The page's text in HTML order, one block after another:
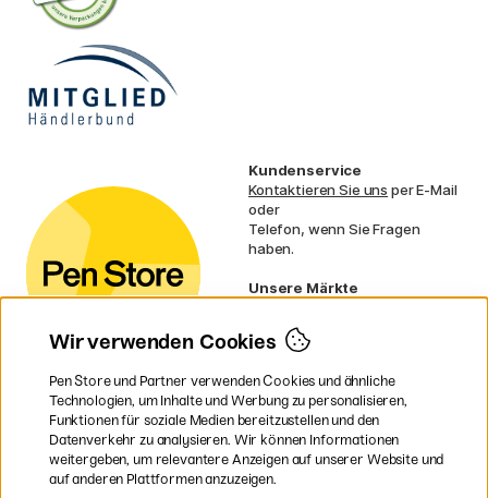
Kundenservice
Kontaktieren Sie uns per E-Mail
oder
Telefon, wenn Sie Fragen
haben.
Unsere Märkte
Norwegen
Dänemark
Frankreich
Irland
Niederlande
UK
EU
Wir verwenden Cookies
Pen Store und Partner verwenden Cookies und ähnliche
Technologien, um Inhalte und Werbung zu personalisieren,
Funktionen für soziale Medien bereitzustellen und den
Datenverkehr zu analysieren. Wir können Informationen
weitergeben, um relevantere Anzeigen auf unserer Website und
auf anderen Plattformen anzuzeigen.